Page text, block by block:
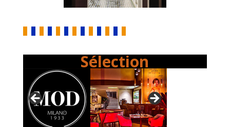
Sélection